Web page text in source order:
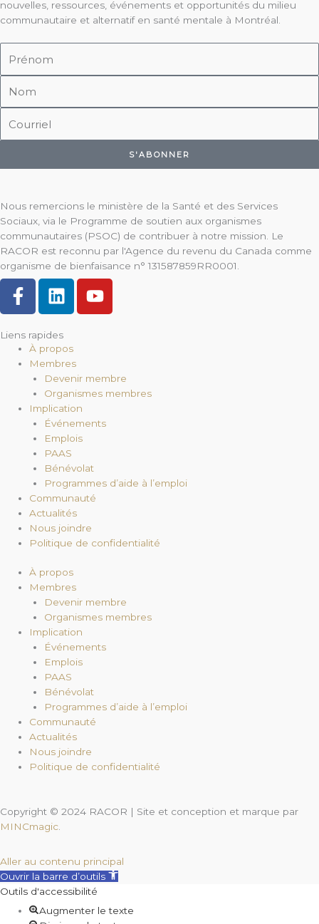
nouvelles, ressources, événements et opportunités du milieu
communautaire et alternatif en santé mentale à Montréal.
S'ABONNER
Nous remercions le ministère de la Santé et des Services
Sociaux, via le Programme de soutien aux organismes
communautaires (PSOC) de contribuer à notre mission. Le
RACOR est reconnu par l'Agence du revenu du Canada comme
organisme de bienfaisance n° 131587859RR0001.
F
a
e
b
k
L
i
k
e
d
i
n
Y
o
b
e
Liens rapides
À propos
Membres
Devenir membre
Organismes membres
Implication
Événements
Emplois
PAAS
Bénévolat
Programmes d’aide à l’emploi
Communauté
Actualités
Nous joindre
Politique de confidentialité
À propos
Membres
Devenir membre
Organismes membres
Implication
Événements
Emplois
PAAS
Bénévolat
Programmes d’aide à l’emploi
Communauté
Actualités
Nous joindre
Politique de confidentialité
Copyright © 2024 RACOR | Site et conception et marque par
MINCmagic
Aller au contenu principal
Ouvrir la barre d’outils
Outils d'accessibilité
Augmenter le texte